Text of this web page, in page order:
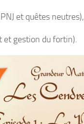
et quêtes neutres),
et gestion du fortin).